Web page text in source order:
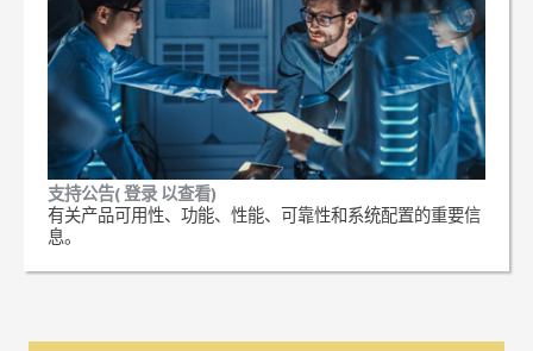
支持公告( 登录 以查看)
有关产品可用性、功能、性能、可靠性和系统配置的重要信
息。